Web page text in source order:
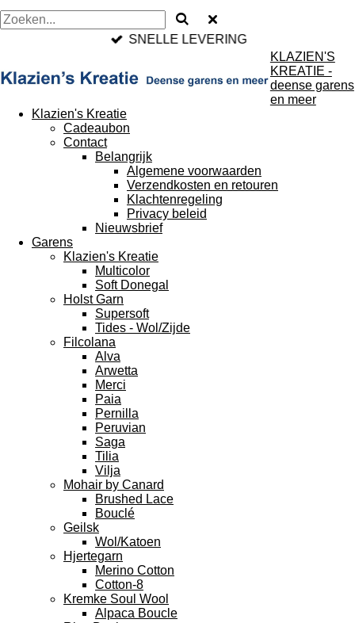
SNELLE LEVERING
KLAZIEN'S
KREATIE -
deense garens
en meer
Klazien's Kreatie
Cadeaubon
Contact
Belangrijk
Algemene voorwaarden
Verzendkosten en retouren
Klachtenregeling
Privacy beleid
Nieuwsbrief
Garens
Klazien's Kreatie
Multicolor
Soft Donegal
Holst Garn
Supersoft
Tides - Wol/Zijde
Filcolana
Alva
Arwetta
Merci
Paia
Pernilla
Peruvian
Saga
Tilia
Vilja
Mohair by Canard
Brushed Lace
Bouclé
Geilsk
Wol/Katoen
Hjertegarn
Merino Cotton
Cotton-8
Kremke Soul Wool
Alpaca Boucle